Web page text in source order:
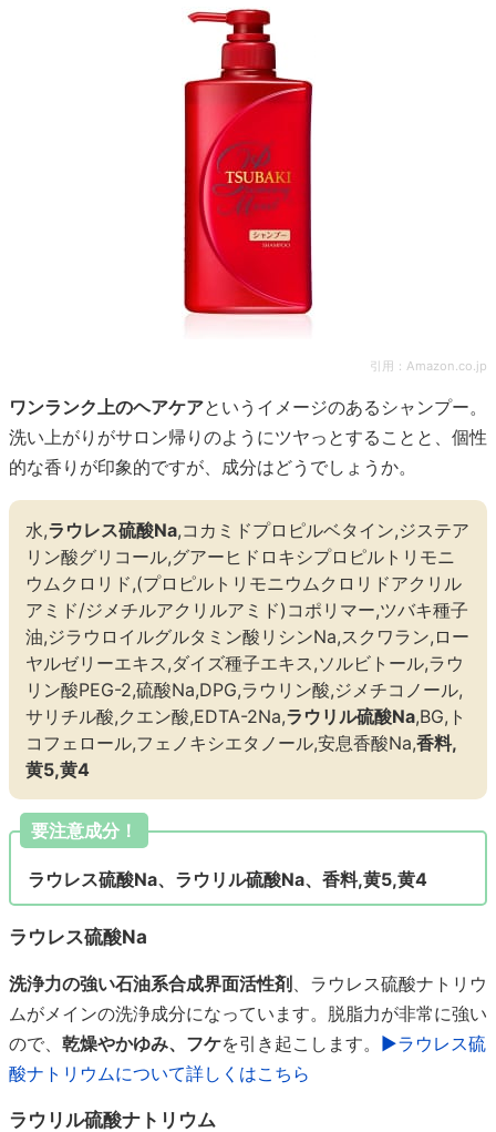
引用： Amazon.co.jp
ワンランク上のヘアケアというイメージのあるシャンプー。
洗い上がりがサロン帰りのようにツヤっとすることと、個性
的な香りが印象的ですが、成分はどうでしょうか。
水,ラウレス硫酸Na,コカミドプロピルベタイン,ジステア
リン酸グリコール,グアーヒドロキシプロピルトリモニ
ウムクロリド,(プロピルトリモニウムクロリドアクリル
アミド/ジメチルアクリルアミド)コポリマー,ツバキ種子
油,ジラウロイルグルタミン酸リシンNa,スクワラン,ロー
ヤルゼリーエキス,ダイズ種子エキス,ソルビトール,ラウ
リン酸PEG-2,硫酸Na,DPG,ラウリン酸,ジメチコノール,
サリチル酸,クエン酸,EDTA-2Na,ラウリル硫酸Na,BG,ト
コフェロール,フェノキシエタノール,安息香酸Na,香料,
黄5,黄4
要注意成分！
ラウレス硫酸Na、ラウリル硫酸Na、香料,黄5,黄4
ラウレス硫酸Na
洗浄力の強い石油系合成界面活性剤 、ラウレス硫酸ナトリウ
ムがメインの洗浄成分になっています。脱脂力が非常に強い
ので、 乾燥やかゆみ、フケを引き起こします。 ▶ラウレス硫
酸ナトリウムについて詳しくはこちら
ラウリル硫酸ナトリウム